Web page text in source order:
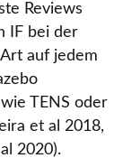
Reviews
IF bei der
auf jedem
TENS oder
et al 2018,
2020).